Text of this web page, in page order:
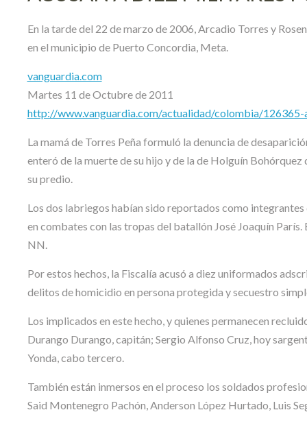
En la tarde del 22 de marzo de 2006, Arcadio Torres y
en el municipio de Puerto Concordia, Meta.
vanguardia.com
Martes 11 de Octubre de 2011
http://www.vanguardia.com/actualidad/colombia/
La mamá de Torres Peña formuló la denuncia de
enteró de la muerte de su hijo y de la de Holguín
su predio.
Los dos labriegos habían sido reportados como
en combates con las tropas del batallón José Joaquín
NN.
Por estos hechos, la Fiscalía acusó a diez uniformados
delitos de homicidio en persona protegida y secuestro
Los implicados en este hecho, y quienes permanecen
Durango Durango, capitán; Sergio Alfonso Cruz, hoy
Yonda, cabo tercero.
También están inmersos en el proceso los soldados
Said Montenegro Pachón, Anderson López Hurtado, Luis